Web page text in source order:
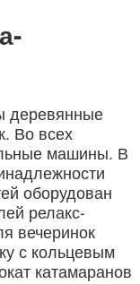
деревянные
Во всех
машины. В
оборудован
релакс-
вечеринок
с кольцевым
катамаранов